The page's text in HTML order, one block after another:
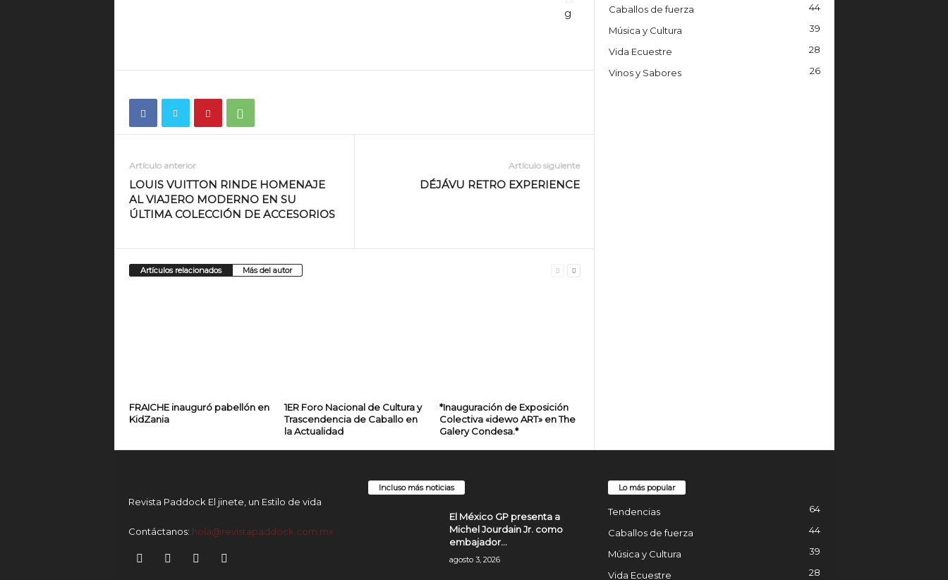
Artículo anterior
LOUIS VUITTON RINDE HOMENAJE
AL VIAJERO MODERNO EN SU
ÚLTIMA COLECCIÓN DE ACCESORIOS
Artículo siguiente
DÉJÁVU RETRO EXPERIENCE
Artículos relacionados Más del autor
FRAICHE inauguró pabellón en
KidZania
1ER Foro Nacional de Cultura y
Trascendencia de Caballo en
la Actualidad
*Inauguración de Exposición
Colectiva «idewo ART» en The
Galery Condesa.*
Caballos de fuerza 44
Música y Cultura 39
Vida Ecuestre 28
Vinos y Sabores 26
Revista Paddock El jinete, un Estilo de vida
Contáctanos: hola@revistapaddock.com.mx
Incluso más noticias
El México GP presenta a
Michel Jourdain Jr. como
embajador...
agosto 3, 2026
Lo más popular
Tendencias 64
Caballos de fuerza 44
Música y Cultura 39
Vida Ecuestre 28